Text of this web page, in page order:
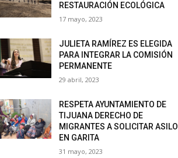
RESTAURACIÓN ECOLÓGICA
17 mayo, 2023
JULIETA RAMÍREZ ES ELEGIDA
PARA INTEGRAR LA COMISIÓN
PERMANENTE
29 abril, 2023
RESPETA AYUNTAMIENTO DE
TIJUANA DERECHO DE
MIGRANTES A SOLICITAR ASILO
EN GARITA
31 mayo, 2023